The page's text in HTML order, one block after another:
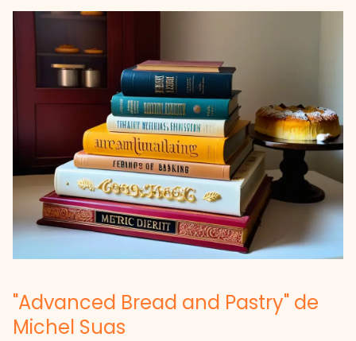
"Advanced Bread and Pastry" de
Michel Suas